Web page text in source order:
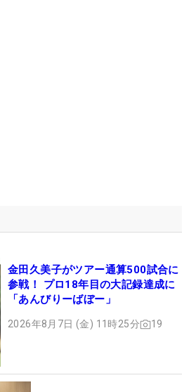
金田久美子がツアー通算500試合に
参戦！ プロ18年目の大記録達成に
「あんびりーばぼー」
2026年8月7日 (金) 11時25分 19